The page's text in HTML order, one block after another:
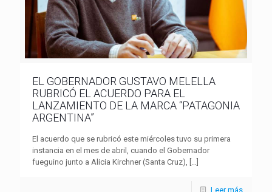
EL GOBERNADOR GUSTAVO MELELLA
RUBRICÓ EL ACUERDO PARA EL
LANZAMIENTO DE LA MARCA “PATAGONIA
ARGENTINA”
El acuerdo que se rubricó este miércoles tuvo su primera
instancia en el mes de abril, cuando el Gobernador
fueguino junto a Alicia Kirchner (Santa Cruz), […]
Leer más